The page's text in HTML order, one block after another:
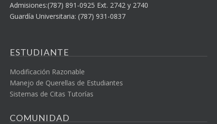
Admisiones:(787) 891-0925 Ext. 2742 y 2740
Guardía Universitaria: (787) 931-0837
ESTUDIANTE
Modificación Razonable
Manejo de Querellas de Estudiantes
Sistemas de Citas Tutorías
COMUNIDAD